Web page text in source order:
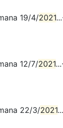
19/4/2021
12/7/2021
22/3/2021